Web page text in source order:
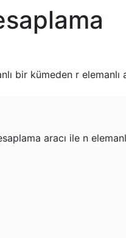
bir kümeden r
aracı ile n